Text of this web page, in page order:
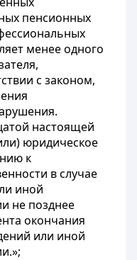
пенсионных
менее одного
с законом,
настоящей
юридическое
к
в случае
иной
не позднее
окончания
или иной